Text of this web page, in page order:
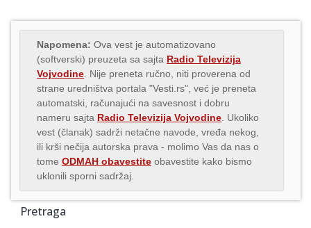
Napomena: Ova vest je automatizovano
(softverski) preuzeta sa sajta Radio Televizija
Vojvodine . Nije preneta ručno, niti proverena od
strane uredništva portala "Vesti.rs", već je preneta
automatski, računajući na savesnost i dobru
nameru sajta Radio Televizija Vojvodine . Ukoliko
vest (članak) sadrži netačne navode, vređa nekog,
ili krši nečija autorska prava - molimo Vas da nas o
tome ODMAH obavestite obavestite kako bismo
uklonili sporni sadržaj.
Pretraga